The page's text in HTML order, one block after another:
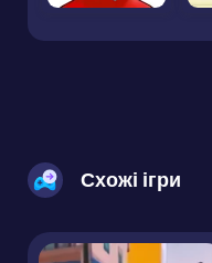
Схожі ігри